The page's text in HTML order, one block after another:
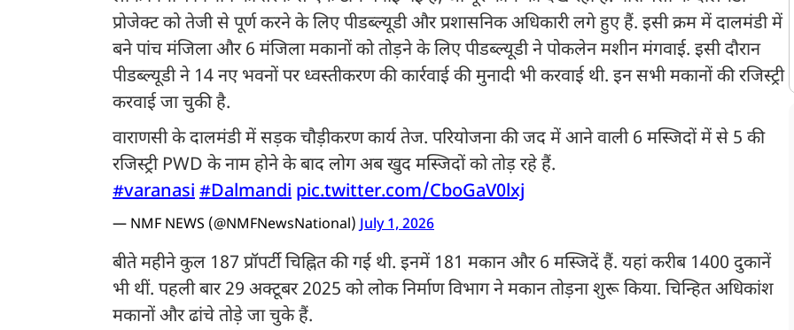
प्रोजेक्ट को तेजी से पूर्ण करने के लिए पीडब्ल्यूडी और प्रशासनिक अधिकारी लगे हुए हैं. इसी क्रम में दालमंडी में
बने पांच मंजिला और 6 मंजिला मकानों को तोड़ने के लिए पीडब्ल्यूडी ने पोकलेन मशीन मंगवाई. इसी दौरान
पीडब्ल्यूडी ने 14 नए भवनों पर ध्वस्तीकरण की कार्रवाई की मुनादी भी करवाई थी. इन सभी मकानों की रजिस्ट्री
करवाई जा चुकी है.
वाराणसी के दालमंडी में सड़क चौड़ीकरण कार्य तेज. परियोजना की जद में आने वाली 6 मस्जिदों में से 5 की
रजिस्ट्री PWD के नाम होने के बाद लोग अब खुद मस्जिदों को तोड़ रहे हैं.
#varanasi#Dalmandi pic.twitter.com/CboGaV0lxj
— NMF NEWS (@NMFNewsNational)July 1, 2026
बीते महीने कुल 187 प्रॉपर्टी चिह्नित की गई थी. इनमें 181 मकान और 6 मस्जिदें हैं. यहां करीब 1400 दुकानें
भी थीं. पहली बार 29 अक्टूबर 2025 को लोक निर्माण विभाग ने मकान तोड़ना शुरू किया. चिन्हित अधिकांश
मकानों और ढांचे तोड़े जा चुके हैं.